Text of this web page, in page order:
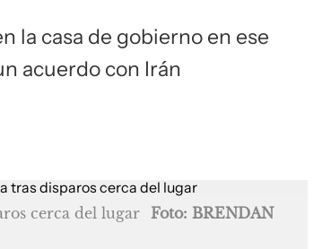
la casa de gobierno en ese
acuerdo con Irán
cerca del lugar
Foto: BRENDAN